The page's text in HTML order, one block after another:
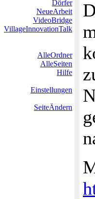
Dörfer
NeueArbeit
VideoBridge
VillageInnovationTalk
AlleOrdner
AlleSeiten
Hilfe
Einstellungen
SeiteÄndern